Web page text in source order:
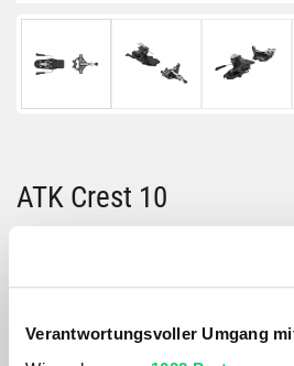
Verantwortungsvoller Umgang
ATK Crest 10
GRÖSSE VARIANTE WÄHLEN
Farbe: